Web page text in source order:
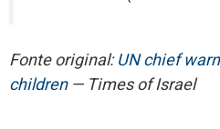
Fonte original:UN chief
children— Times of Israel